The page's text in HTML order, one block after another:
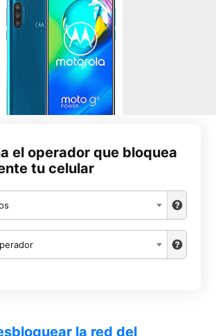
el operador que bloquea
tu celular
la red del